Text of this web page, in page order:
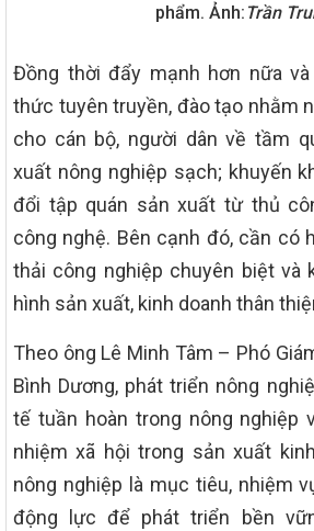
phẩm. Ảnh: Trần
Đồng thời đẩy mạnh hơn nữa
thức tuyên truyền, đào tạo nhằm
cho cán bộ, người dân về tầm
xuất nông nghiệp sạch; khuyến
đổi tập quán sản xuất từ thủ
công nghệ. Bên cạnh đó, cần có
thải công nghiệp chuyên biệt và
hình sản xuất, kinh doanh thân
Theo ông Lê Minh Tâm – Phó
Bình Dương, phát triển nông
tế tuần hoàn trong nông nghiệp
nhiệm xã hội trong sản xuất
nông nghiệp là mục tiêu, nhiệm
động lực để phát triển bền